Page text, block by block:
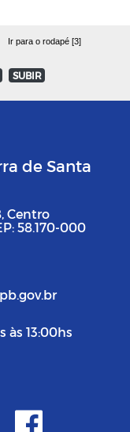
Ir para o rodapé [3]
SUBIR
de Santa
Centro
58.170-000
às 13:00hs